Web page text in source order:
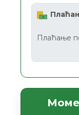
Плаћање